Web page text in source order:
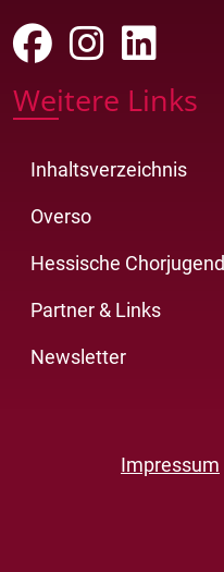
Weitere Links
Inhaltsverzeichnis
Overso
Hessische Chorjugend
Partner & Links
Newsletter
Impressum